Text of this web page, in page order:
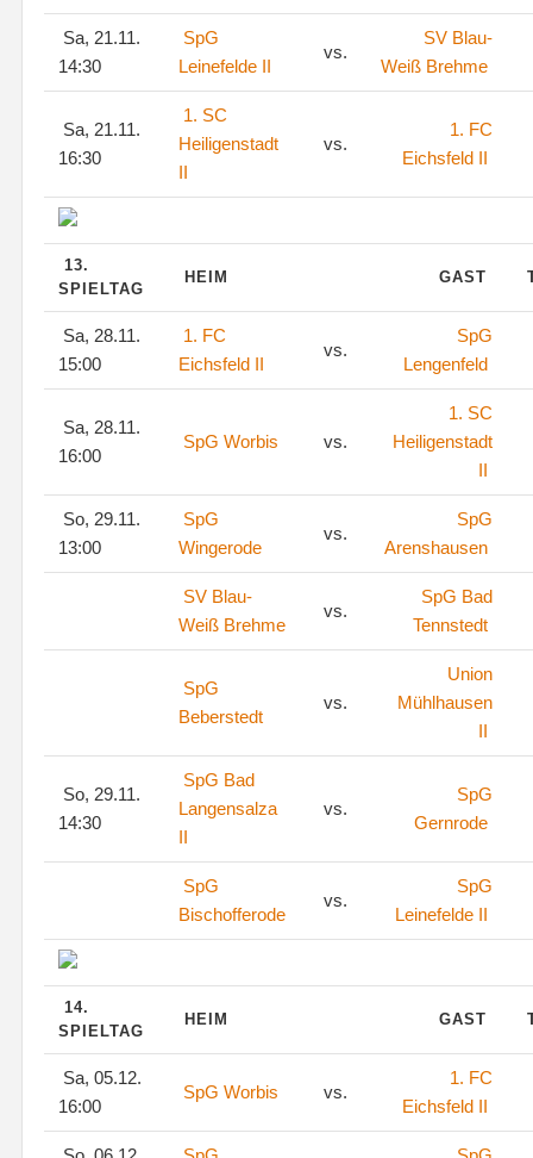
Sa, 21.11.
14:30
SpG
Leinefelde II
vs.
SV Blau-
Weiß Brehme
Sa, 21.11.
16:30
1. SC
Heiligenstadt
II
vs.
1. FC
Eichsfeld II
13.
SPIELTAG
HEIM GAST
Sa, 28.11.
15:00
1. FC
Eichsfeld II
vs.
SpG
Lengenfeld
Sa, 28.11.
16:00
SpG Worbis vs.
1. SC
Heiligenstadt
II
So, 29.11.
13:00
SpG
Wingerode
vs.
SpG
Arenshausen
SV Blau-
Weiß Brehme
vs.
SpG Bad
Tennstedt
SpG
Beberstedt
vs.
Union
Mühlhausen
II
So, 29.11.
14:30
SpG Bad
Langensalza
II
vs.
SpG
Gernrode
SpG
Bischofferode
vs.
SpG
Leinefelde II
14.
SPIELTAG
HEIM GAST
Sa, 05.12.
16:00
SpG Worbis vs.
1. FC
Eichsfeld II